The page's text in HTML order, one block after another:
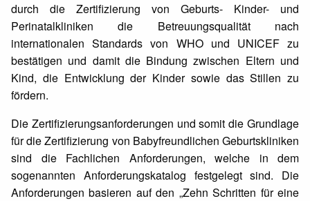
durch die Zertifizierung von Geburts- Kinder- und
Perinatalkliniken die Betreuungsqualität nach
internationalen Standards von WHO und UNICEF zu
bestätigen und damit die Bindung zwischen Eltern und
Kind, die Entwicklung der Kinder sowie das Stillen zu
fördern.
Die Zertifizierungsanforderungen und somit die Grundlage
für die Zertifizierung von Babyfreundlichen Geburtskliniken
sind die Fachlichen Anforderungen, welche in dem
sogenannten Anforderungskatalog festgelegt sind. Die
Anforderungen basieren auf den „Zehn Schritten für eine